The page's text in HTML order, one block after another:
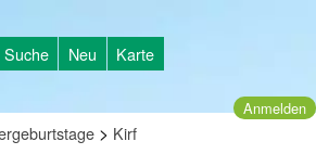
Suche Neu Karte
Anmelden
> Kirf